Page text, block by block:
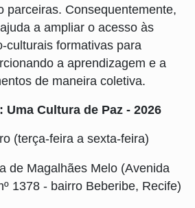
parceiras. Consequentemente,
a ampliar o acesso às
culturais formativas para
a aprendizagem e a
de maneira coletiva.
Cultura de Paz - 2026
(terça-feira a sexta-feira)
de Magalhães Melo (Avenida
1378 - bairro Beberibe, Recife)